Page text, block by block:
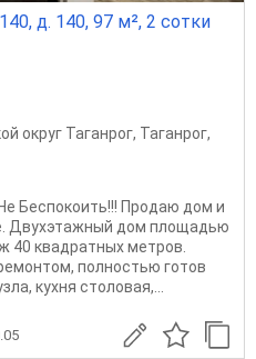
д. 140, 97 м², 2 сотки
округ Таганрог, Таганрог,
Беспокоить!!! Продаю дом и
Двухэтажный дом площадью
40 квадратных метров.
полностью готов
кухня столовая,...